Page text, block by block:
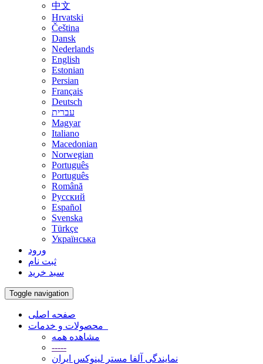
中文
Hrvatski
Čeština
Dansk
Nederlands
English
Estonian
Persian
Français
Deutsch
עברית
Magyar
Italiano
Macedonian
Norwegian
Português
Português
Română
Русский
Español
Svenska
Türkçe
Українська
ورود
ثبت نام
سبد خرید
Toggle navigation
صفحه اصلی
مشاهده همه
-----
نمایندگی آلفا مستر لینوکس ایران